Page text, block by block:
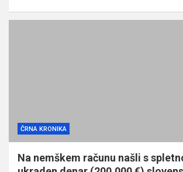
ČRNA KRONIKA
Na nemškem računu našli s